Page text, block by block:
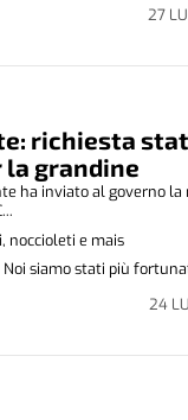
27
richiesta
la grandine
24
ha inviato al governo
noccioleti e mais
Noi siamo stati più